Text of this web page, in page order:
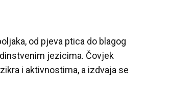
od pjeva ptica do blagog
jezicima. Čovjek
i aktivnostima, a izdvaja se